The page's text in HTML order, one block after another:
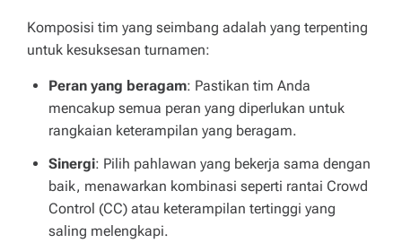
Komposisi tim yang seimbang adalah yang terpenting
untuk kesuksesan turnamen:
Peran yang beragam: Pastikan tim Anda
mencakup semua peran yang diperlukan untuk
rangkaian keterampilan yang beragam.
Sinergi: Pilih pahlawan yang bekerja sama dengan
baik, menawarkan kombinasi seperti rantai Crowd
Control (CC) atau keterampilan tertinggi yang
saling melengkapi.